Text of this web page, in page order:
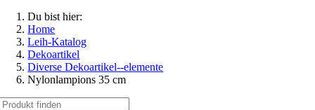
Du bist hier:
Home
Leih-Katalog
Dekoartikel
Diverse Dekoartikel--elemente
Nylonlampions 35 cm